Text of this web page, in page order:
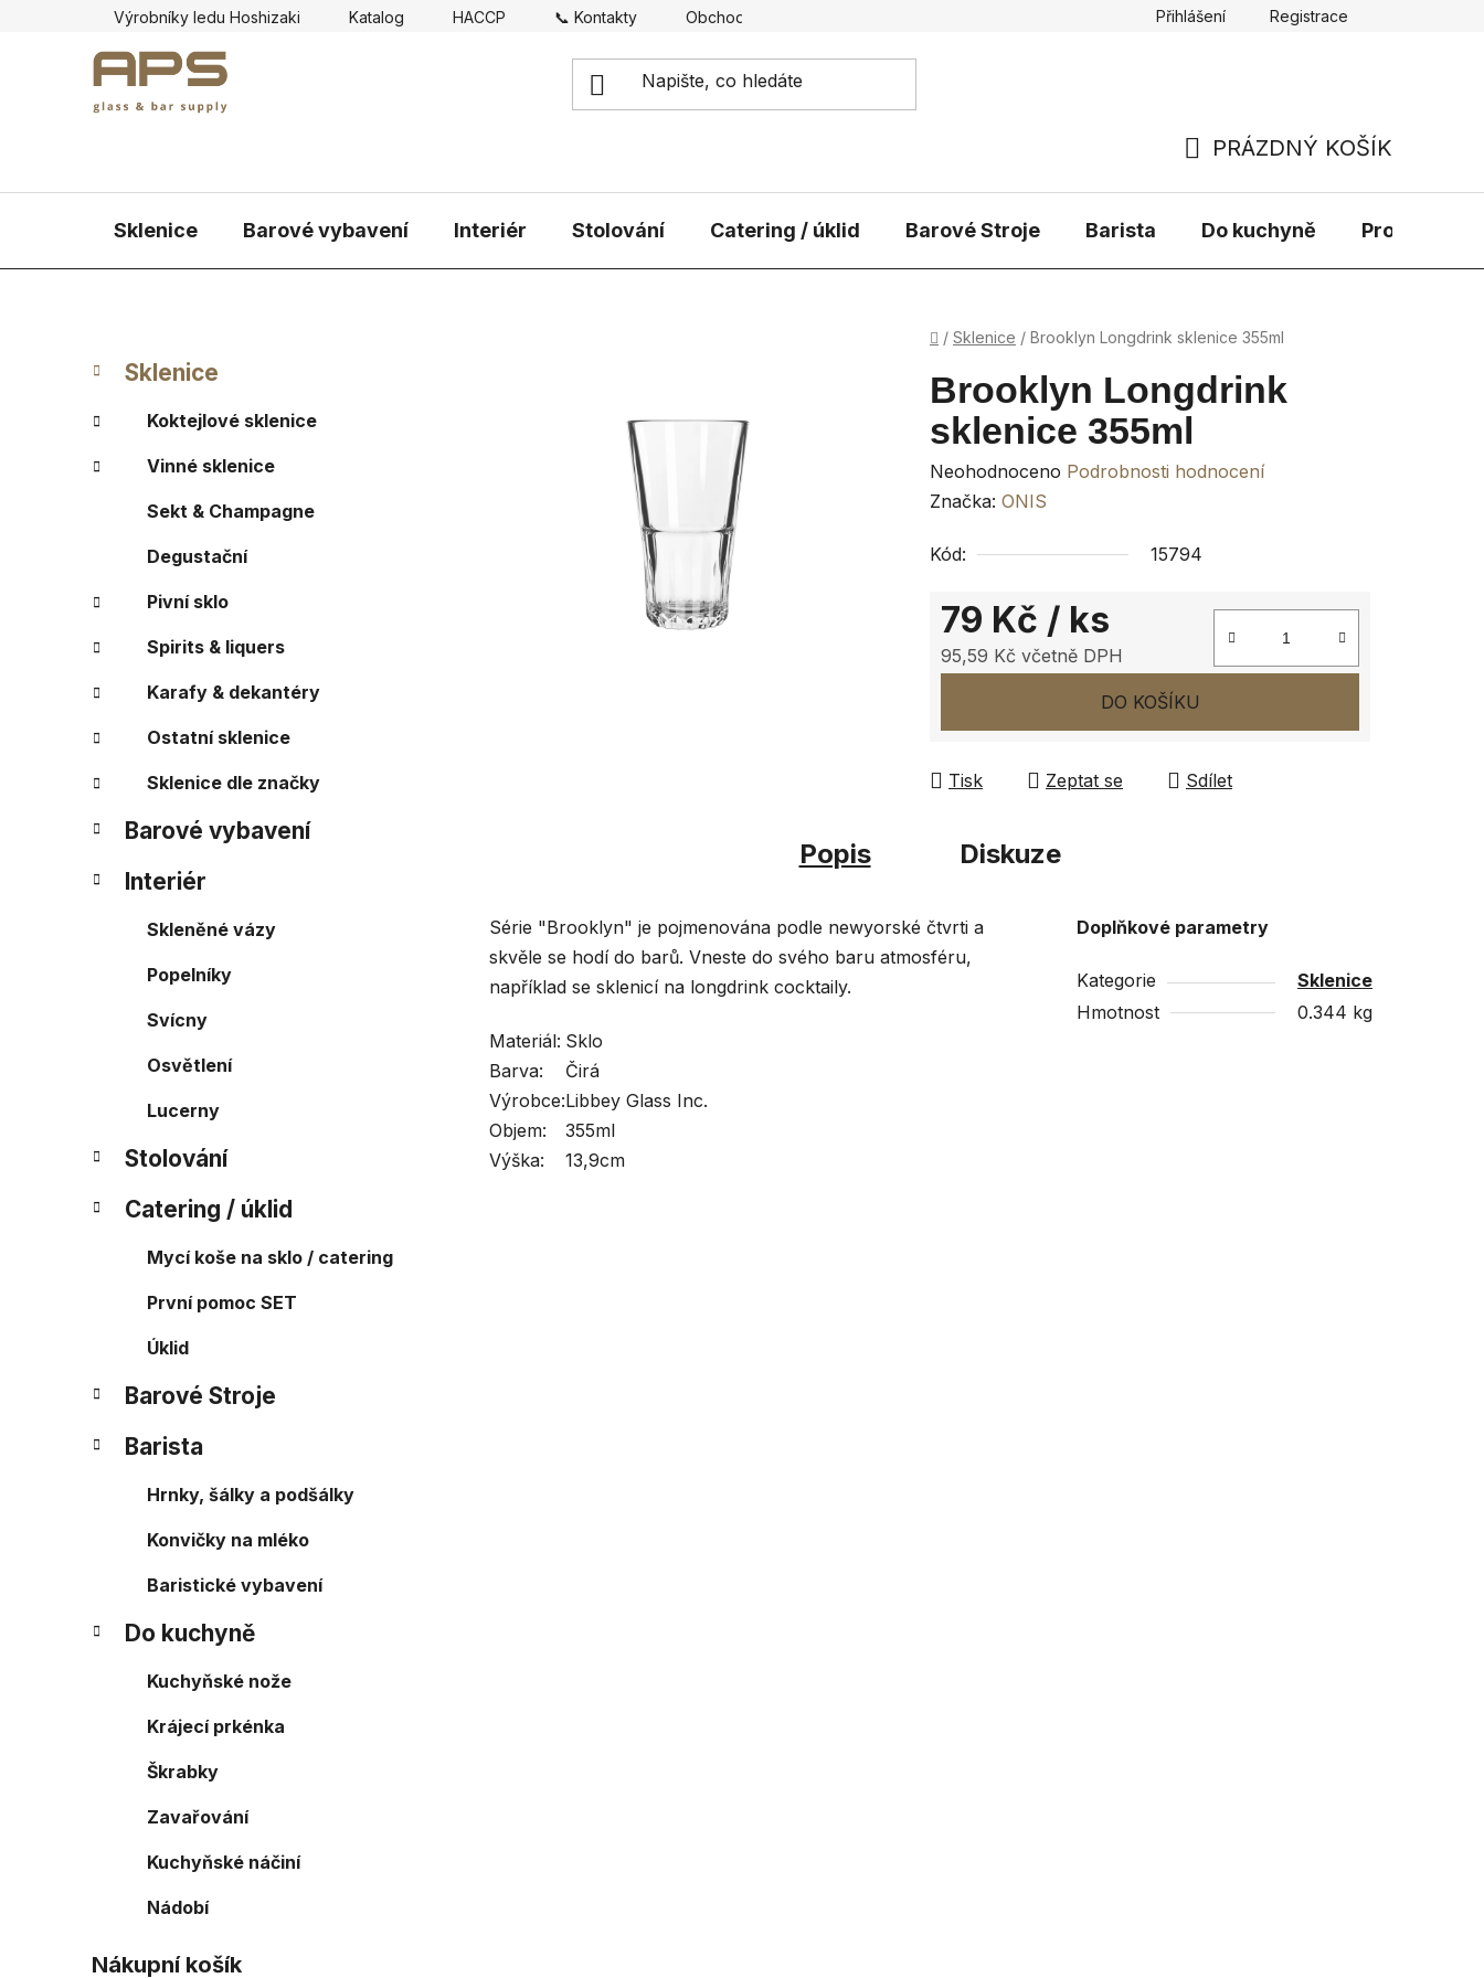
Výrobníky ledu Hoshizaki Katalog HACCP 📞 Kontakty Obchodní podmínky Přihlášení Registrace
KOŠÍK
PRÁZDNÝ KOŠÍK
Sklenice Barové vybavení Interiér Stolování Catering / úklid Barové Stroje Barista Do kuchyně Prodávané
Domů
/ Sklenice / Brooklyn Longdrink sklenice 355ml
P
s
r
í
p
a
e
l
Přeskočit
kategorie
a
e
g
o
Sklenice
Koktejlové sklenice
Vinné sklenice
Sekt & Champagne
Degustační
Pivní sklo
Spirits & liquers
Karafy & dekantéry
Ostatní sklenice
Sklenice dle značky
Barové vybavení
Interiér
Skleněné vázy
Popelníky
Svícny
Osvětlení
Lucerny
Stolování
Catering / úklid
Mycí koše na sklo / catering
První pomoc SET
Úklid
Barové Stroje
Barista
Hrnky, šálky a podšálky
Konvičky na mléko
Baristické vybavení
Do kuchyně
Kuchyňské nože
Krájecí prkénka
Škrabky
Zavařování
Kuchyňské náčiní
Nádobí
Nákupní košík
Brooklyn Longdrink
sklenice 355ml
Průměrné
hodnocení
je
hvězdiček.
Neohodnoceno Podrobnosti hodnocení
Značka: ONIS
Kód: 15794
79 Kč / ks
95,59 Kč včetně DPH
DO KOŠÍKU
Tisk Zeptat se Sdílet
Popis Diskuze
Série "Brooklyn" je pojmenována podle newyorské čtvrti a
skvěle se hodí do barů. Vneste do svého baru atmosféru,
například se sklenicína longdrink cocktaily.
Materiál: Sklo
Barva:
Čirá
Výrobce:Libbey Glass Inc.
Objem:
355ml
Výška:
13,9cm
Doplňkové parametry
Kategorie
Sklenice
Hmotnost
0.344 kg